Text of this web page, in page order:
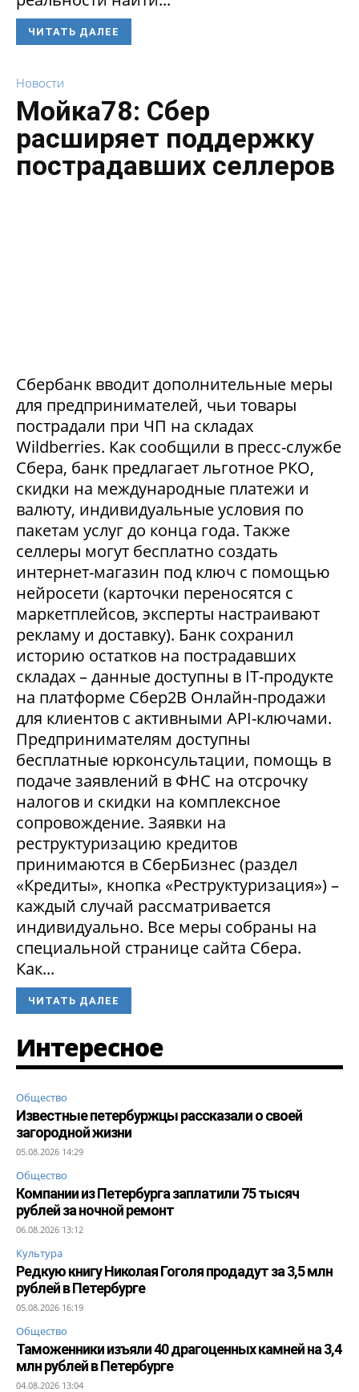
ЧИТАТЬ ДАЛЕЕ
Новости
Мойка78: Сбер
расширяет поддержку
пострадавших селлеров
Сбербанк вводит дополнительные меры
для предпринимателей, чьи товары
пострадали при ЧП на складах
Wildberries. Как сообщили в пресс-службе
Сбера, банк предлагает льготное РКО,
скидки на международные платежи и
валюту, индивидуальные условия по
пакетам услуг до конца года. Также
селлеры могут бесплатно создать
интернет-магазин под ключ с помощью
нейросети (карточки переносятся с
маркетплейсов, эксперты настраивают
рекламу и доставку). Банк сохранил
историю остатков на пострадавших
складах – данные доступны в IT-продукте
на платформе Сбер2В Онлайн-продажи
для клиентов с активными API-ключами.
Предпринимателям доступны
бесплатные юрконсультации, помощь в
подаче заявлений в ФНС на отсрочку
налогов и скидки на комплексное
сопровождение. Заявки на
реструктуризацию кредитов
принимаются в СберБизнес (раздел
«Кредиты», кнопка «Реструктуризация») –
каждый случай рассматривается
индивидуально. Все меры собраны на
специальной странице сайта Сбера.
Как...
ЧИТАТЬ ДАЛЕЕ
Интересное
Общество
Известные петербуржцы рассказали о своей
загородной жизни
05.08.2026 14:29
Общество
Компании из Петербурга заплатили 75 тысяч
рублей за ночной ремонт
06.08.2026 13:12
Культура
Редкую книгу Николая Гоголя продадут за 3,5 млн
рублей в Петербурге
05.08.2026 16:19
Общество
Таможенники изъяли 40 драгоценных камней на 3,4
млн рублей в Петербурге
04.08.2026 13:04